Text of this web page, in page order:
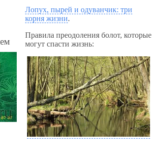
Лопух, пырей и одуванчик: три
корня жизни.
Правила преодоления болот, которые
могут спасти жизнь: